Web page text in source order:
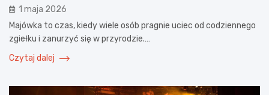
1 maja 2026
Majówka to czas, kiedy wiele osób pragnie uciec od codziennego
zgiełku i zanurzyć się w przyrodzie.…
Czytaj dalej